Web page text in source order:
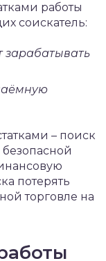
работы
соискатель:
зарабатывать
– поиск
потерять
торговле на